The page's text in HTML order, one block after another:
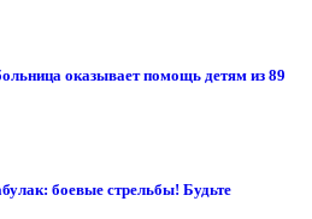
оказывает помощь детям из 89
боевые стрельбы! Будьте